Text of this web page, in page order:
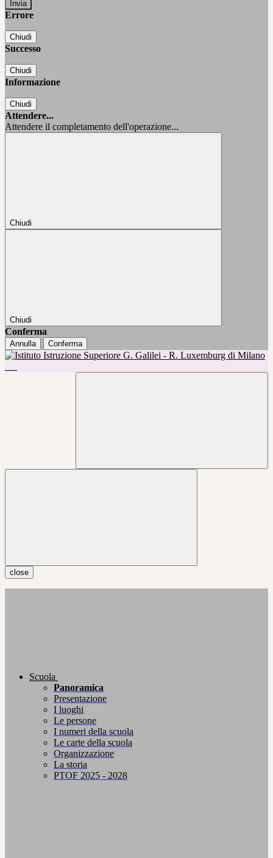
Errore
Chiudi
Successo
Chiudi
Informazione
Chiudi
Attendere...
Attendere il completamento dell'operazione...
Chiudi
Chiudi
Conferma
Annulla Conferma
close
Scuola
Panoramica
Presentazione
I luoghi
Le persone
I numeri della scuola
Le carte della scuola
Organizzazione
La storia
PTOF 2025 - 2028